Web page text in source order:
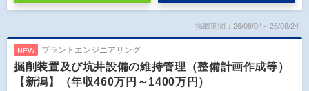
掲載期間：26/08/04～26/08/24
NEW プラントエンジニアリング
掘削装置及び坑井設備の維持管理（整備計画作成等）
【新潟】（年収460万円～1400万円）